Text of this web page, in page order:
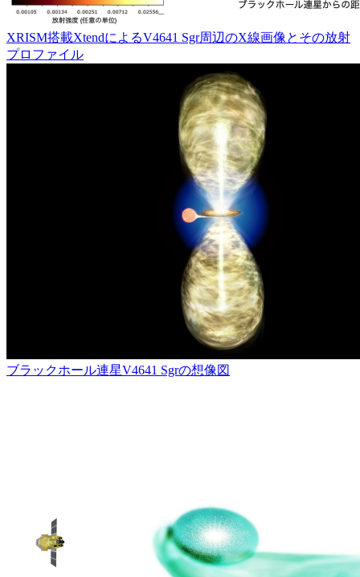
XRISM搭載XtendによるV4641 Sgr周辺のX線画像とその放射
プロファイル
ブラックホール連星V4641 Sgrの想像図